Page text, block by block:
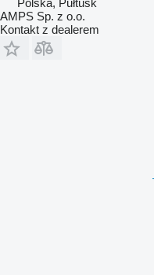
Polska, Pułtusk
AMPS Sp. z o.o.
Kontakt z dealerem